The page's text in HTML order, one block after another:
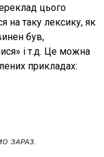
цього
на таку лексику, як
був,
і т.д. Це можна
прикладах:
ЗАРАЗ.